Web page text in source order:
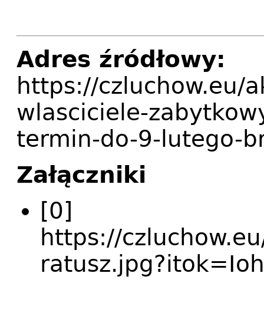
Adres źródłowy:
https://czluchow.eu/
wlasciciele-
termin-do-9-lutego-
Załączniki
[0]
https://